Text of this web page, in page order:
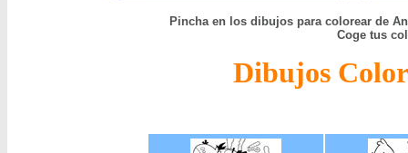
Pincha en los dibujos para colorear de
Coge tus
Dibujos